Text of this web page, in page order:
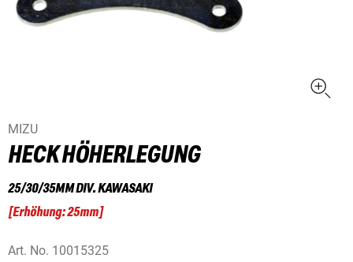
MIZU
HECK HÖHERLEGUNG
25/30/35MM DIV. KAWASAKI
[Erhöhung: 25mm]
Art. No. 10015325